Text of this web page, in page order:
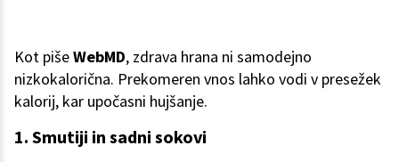
Kot pišeWebMD, zdrava hrana ni samodejno
nizkokalorična. Prekomeren vnos lahko vodi v presežek
kalorij, kar upočasni hujšanje.
1. Smutiji in sadni sokovi